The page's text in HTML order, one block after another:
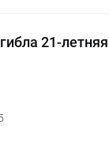
21-летняя